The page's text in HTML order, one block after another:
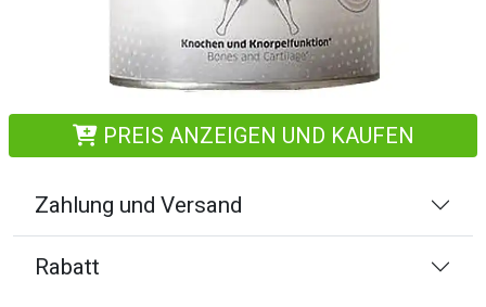
PREIS ANZEIGEN UND KAUFEN
Zahlung und Versand
Rabatt